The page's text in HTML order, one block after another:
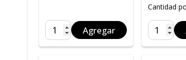
Agregar
Cantidad